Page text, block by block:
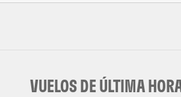
VUELOS DE ÚLTIMA